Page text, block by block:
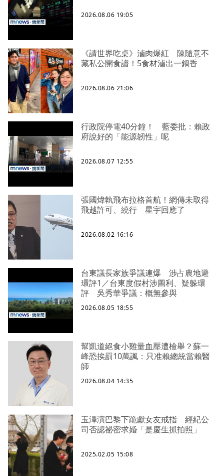
2026.08.06 19:05
《請世界吃桌》滷肉爆紅 陳隨意不
藏私公開食譜！5食材滷出一鍋香
2026.08.06 21:06
行政院停電40分鐘！ 藍委批：賴政
府說好的「能源韌性」呢
2026.08.07 12:55
張國煒執飛布拉格首航！網傳未取得
飛越許可、繞行 星宇回應了
2026.08.02 16:16
台東議長家族爭議連爆 涉占農地避
環評1／台東度假村涉圖利、疑躲環
評 吳秀華爭議：概無參與
2026.08.05 18:55
幫凱道絕食小雞量血壓遭檢舉？蘇一
峰恐挨罰10萬諷：只准賴總統當賴醫
師
2026.08.04 14:35
玉澤演巴黎下跪獻女友戒指 經紀公
司否認祕密求婚「是慶生抓拍照」
2025.02.05 15:08